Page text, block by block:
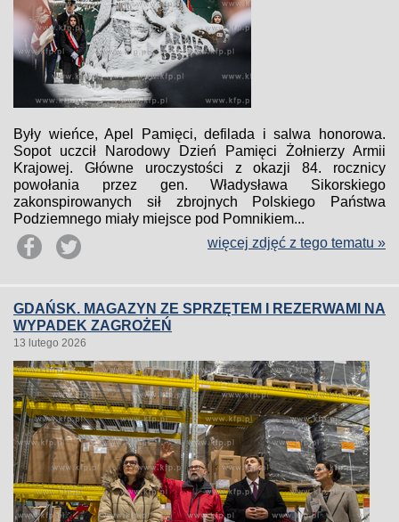
Były wieńce, Apel Pamięci, defilada i salwa honorowa.
Sopot uczcił Narodowy Dzień Pamięci Żołnierzy Armii
Krajowej. Główne uroczystości z okazji 84. rocznicy
powołania przez gen. Władysława Sikorskiego
zakonspirowanych sił zbrojnych Polskiego Państwa
Podziemnego miały miejsce pod Pomnikiem...
więcej zdjęć z tego tematu »
GDAŃSK. MAGAZYN ZE SPRZĘTEM I REZERWAMI NA
WYPADEK ZAGROŻEŃ
13 lutego 2026